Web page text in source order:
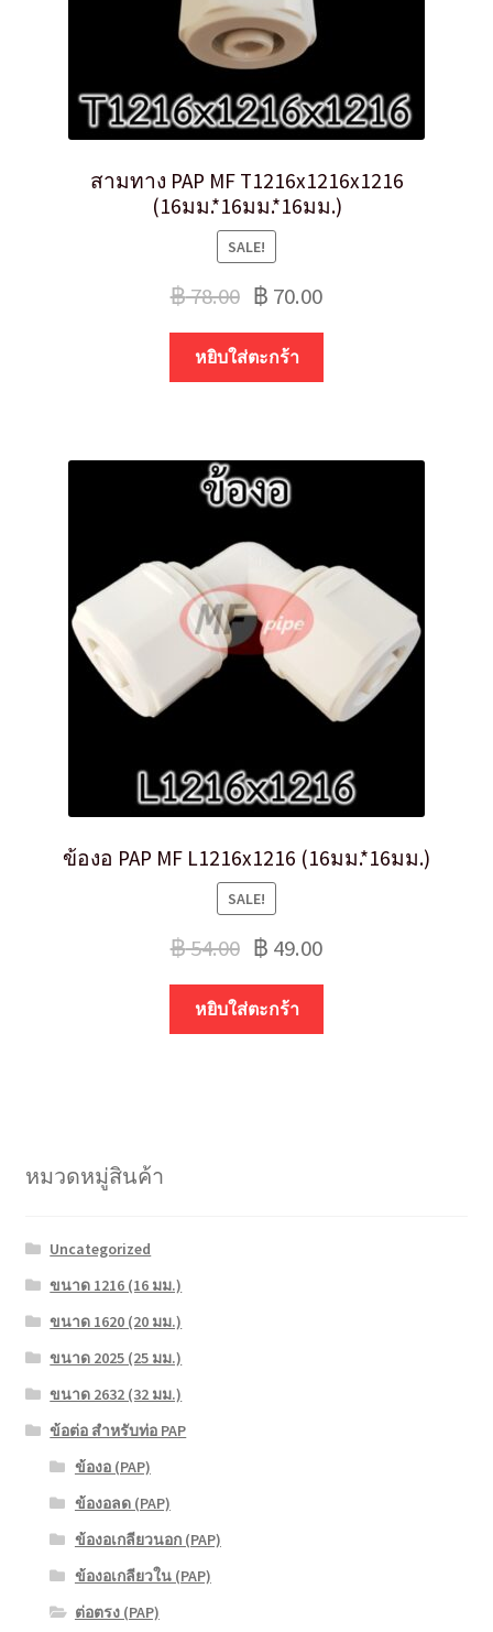
สามทาง PAP MF T1216x1216x1216
(16มม.*16มม.*16มม.)
SALE!
฿78.00 ฿ 70.00
หยิบใส่ตะกร้า
ข้องอ PAP MF L1216x1216 (16มม.*16มม.)
SALE!
฿54.00 ฿ 49.00
หยิบใส่ตะกร้า
หมวดหมู่สินค้า
Uncategorized
ขนาด 1216 (16 มม.)
ขนาด 1620 (20 มม.)
ขนาด 2025 (25 มม.)
ขนาด 2632 (32 มม.)
ข้อต่อ สำหรับท่อ PAP
ข้องอ (PAP)
ข้องอลด (PAP)
ข้องอเกลียวนอก (PAP)
ข้องอเกลียวใน (PAP)
ต่อตรง (PAP)